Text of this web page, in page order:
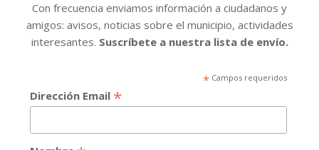
Con frecuencia enviamos información a ciudadanos y
amigos: avisos, noticias sobre el municipio, actividades
interesantes. Suscríbete a nuestra lista de envío.
*Campos requeridos
Dirección Email *